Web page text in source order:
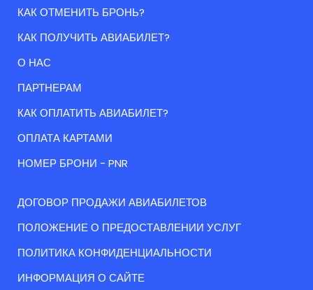
КАК ОТМЕНИТЬ БРОНЬ?
КАК ПОЛУЧИТЬ АВИАБИЛЕТ?
О НАС
ПАРТНЕРАМ
КАК ОПЛАТИТЬ АВИАБИЛЕТ?
ОПЛАТА КАРТАМИ
НОМЕР БРОНИ - PNR
ДОГОВОР ПРОДАЖИ АВИАБИЛЕТОВ
ПОЛОЖЕНИЕ О ПРЕДОСТАВЛЕНИИ УСЛУГ
ПОЛИТИКА КОНФИДЕНЦИАЛЬНОСТИ
ИНФОРМАЦИЯ О САЙТЕ